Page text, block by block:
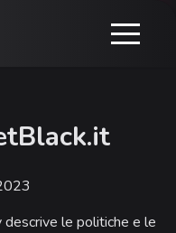
le politiche e le